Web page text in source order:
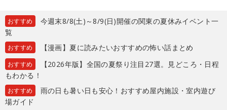
おすすめ
今週末8/8(土)～8/9(日)開催の関東の夏休みイベント一
覧
おすすめ 【漫画】夏に読みたいおすすめの怖い話まとめ
おすすめ
【2026年版】全国の夏祭り注目27選。見どころ・日程
もわかる！
おすすめ
雨の日も暑い日も安心！おすすめ屋内施設・室内遊び
場ガイド